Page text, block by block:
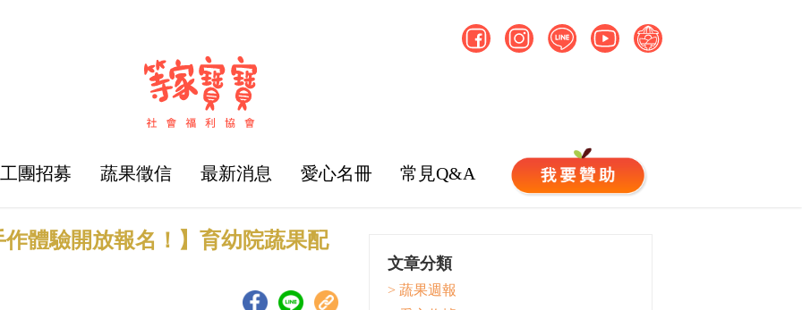
團招募 蔬果徵信 最新消息 愛心名冊 常見Q&A
體驗開放報名！】育幼院蔬果配
文章分類
> 蔬果週報